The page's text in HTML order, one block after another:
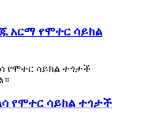
አርማ የሞተር ሳይክል
የሞተር ሳይክል ተጎታች